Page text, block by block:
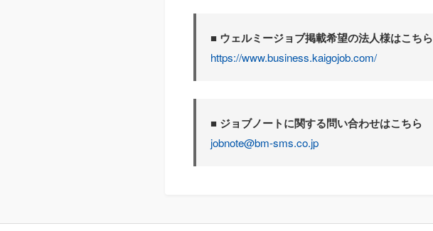
■ ウェルミージョブ掲載希望の法人様はこちら
https://www.business.kaigojob.com/
■ ジョブノートに関する問い合わせはこちら
jobnote@bm-sms.co.jp